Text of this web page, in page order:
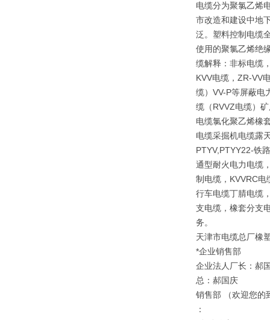
电缆分为聚氯乙烯
市改造和建设中地
泛。塑料控制电缆
使用的聚氯乙烯绝
缆解释：非标电缆
KVV电缆，ZR-VV
缆）VV-P等屏蔽电
缆（RVVZ电缆）
电缆氯化聚乙烯橡
电缆采掘机电缆露
PTYV,PTYY22-铁
通型耐火电力电缆
制电缆，KVVRC
行车电缆丁腈电缆
支电缆，橡套分支
务。
天津市电缆总厂橡
*企业销售部
企业法人厂长：郝
总：郝国庆
销售部 （欢迎您的
：